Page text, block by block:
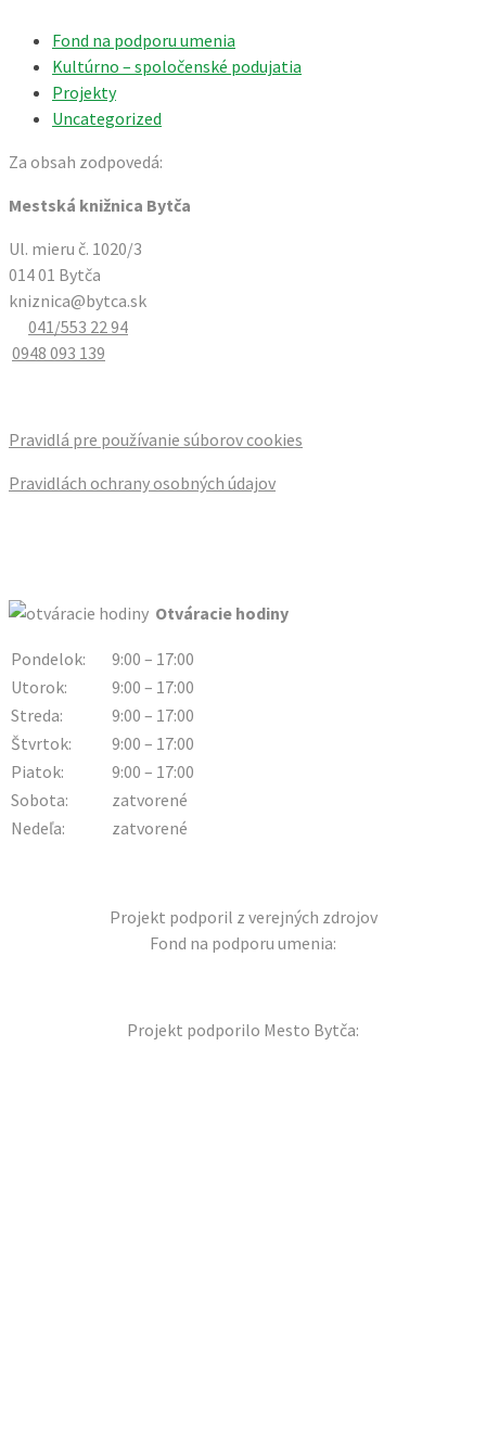
Fond na podporu umenia
Kultúrno – spoločenské podujatia
Projekty
Uncategorized
Za obsah zodpovedá:
Mestská knižnica Bytča
Ul. mieru č. 1020/3
014 01 Bytča
kniznica@bytca.sk
041/553 22 94
0948 093 139
Pravidlá pre používanie súborov cookies
Pravidlách ochrany osobných údajov
Otváracie hodiny
Pondelok:
9:00 – 17:00
Utorok:
9:00 – 17:00
Streda:
9:00 – 17:00
Štvrtok:
9:00 – 17:00
Piatok:
9:00 – 17:00
Sobota:
zatvorené
Nedeľa:
zatvorené
Projekt podporil z verejných zdrojov
Fond na podporu umenia:
Projekt podporilo Mesto Bytča: